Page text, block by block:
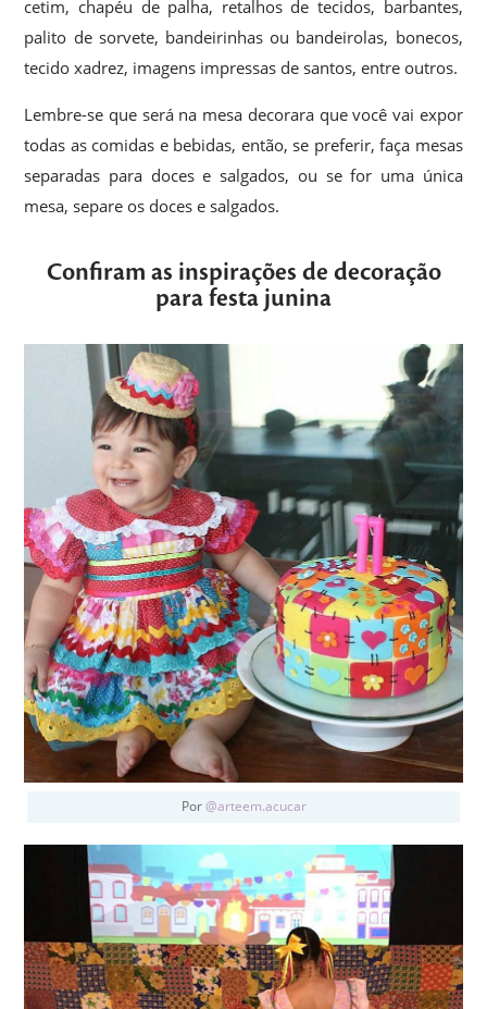
cetim, chapéu de palha, retalhos de tecidos, barbantes,
palito de sorvete, bandeirinhas ou bandeirolas, bonecos,
tecido xadrez, imagens impressas de santos, entre outros.
Lembre-se que será na mesa decorara que você vai expor
todas as comidas e bebidas, então, se preferir, faça mesas
separadas para doces e salgados, ou se for uma única
mesa, separe os doces e salgados.
Confiram as inspirações de decoração
para festa junina
Por@arteem.acucar